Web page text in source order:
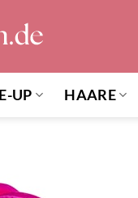
UP HAARE